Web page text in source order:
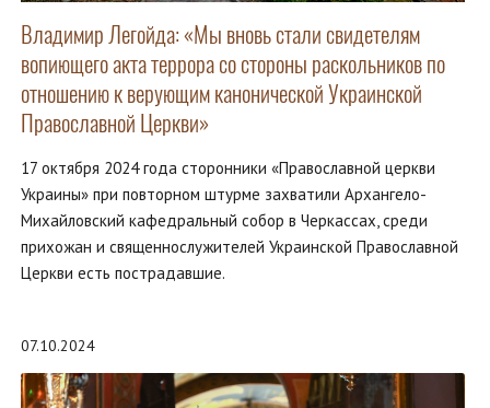
Владимир Легойда: «Мы вновь стали свидетелям
вопиющего акта террора со стороны раскольников по
отношению к верующим канонической Украинской
Православной Церкви»
17 октября 2024 года сторонники «Православной церкви
Украины» при повторном штурме захватили Архангело-
Михайловский кафедральный собор в Черкассах, среди
прихожан и священнослужителей Украинской Православной
Церкви есть пострадавшие.
07.10.2024